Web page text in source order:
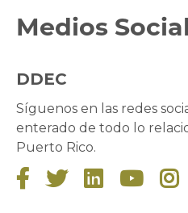
Medios
DDEC
Síguenos en las redes
enterado de todo lo
Puerto Rico.
    